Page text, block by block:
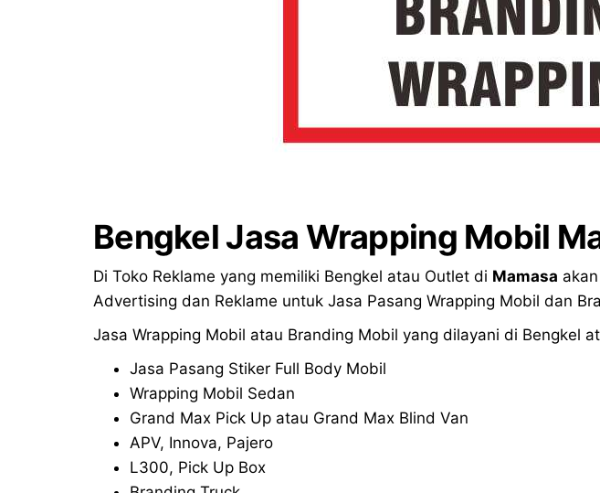
Bengkel Jasa Wrapping Mobil
Di Toko Reklame yang memiliki Bengkel atau Outlet di Mamasa
Advertising dan Reklame untuk Jasa Pasang Wrapping Mobil dan
Jasa Wrapping Mobil atau Branding Mobil yang dilayani di Bengkel
Jasa Pasang Stiker Full Body Mobil
Wrapping Mobil Sedan
Grand Max Pick Up atau Grand Max Blind Van
APV, Innova, Pajero
L300, Pick Up Box